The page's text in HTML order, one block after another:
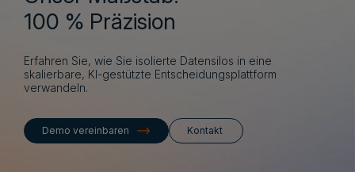
100 % Präzision
Erfahren Sie, wie Sie isolierte Datensilos in eine
skalierbare, KI-gestützte Entscheidungsplattform
verwandeln.
Demo vereinbaren Kontakt